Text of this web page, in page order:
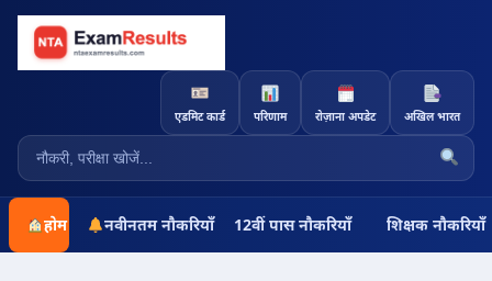
एडमिट कार्ड परिणाम रोज़ाना अपडेट अखिल भारत
होम नवीनतम नौकरियाँ 12वीं पास नौकरियाँ शिक्षक नौकरियाँ